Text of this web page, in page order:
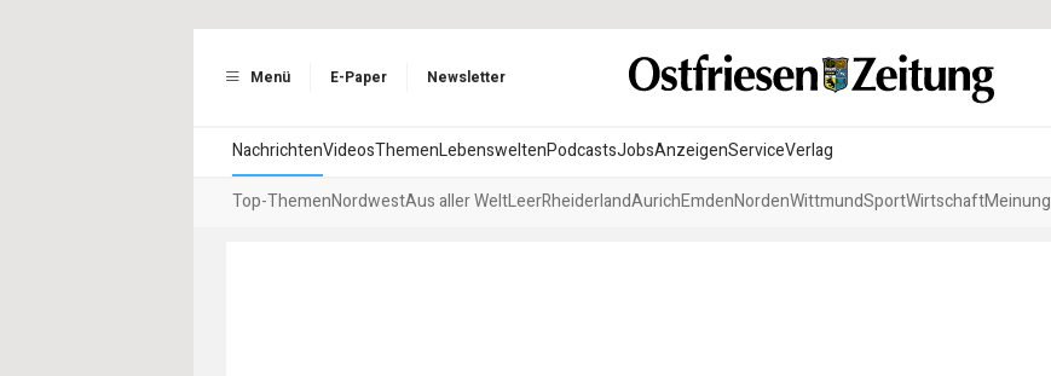
Menü E-Paper Newsletter
NachrichtenVideosThemenLebensweltenPodcastsJobsAnzeigenServiceVerlag
Top-ThemenNordwestAus aller WeltLeerRheiderlandAurichEmdenNordenWittmundSportWirtschaftMeinung